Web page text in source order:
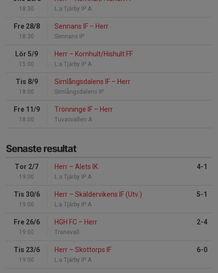
18:30 L:a Tjärby IP A
Fre 28/8
18:30
Sennans IF – Herr
Sennans IP
Lör 5/9
15:00
Herr – Kornhult/Hishult FF
L:a Tjärby IP A
Tis 8/9
18:00
Simlångsdalens IF – Herr
Simlångsdalens IP
Fre 11/9
18:00
Trönninge IF – Herr
Tuvasvallen A
Senaste resultat
Tor 2/7
19:00
Herr – Alets IK
L:a Tjärby IP A
4-1
Tis 30/6
19:00
Herr – Skäldervikens IF (Utv.)
L:a Tjärby IP A
5-1
Fre 26/6
19:00
HGH FC – Herr
Tranevall
2-4
Tis 23/6
19:00
Herr – Skottorps IF
L:a Tjärby IP A
6-0